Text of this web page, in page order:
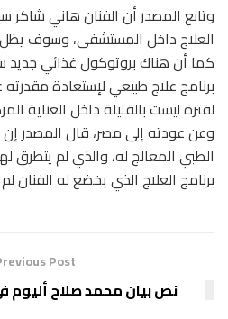
وتابع المصدر أن الفنان هاني
العلاج داخل المستشفى، وسوف يظل
كما أن هناك بروتوكول غذائي
برنامج علاج طبيعي لإستعادة
لفترة ليست بالقليلة داخل العناية
وعن عودته إلى مصر، قال المصدر إن
الطبي المعالج له، والذي لم يتطرق
برنامج العلاج الذي يخضع له الفنان
Post
نص بيان محمد صلاح أليوم